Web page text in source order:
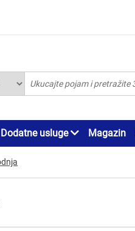
Dodatne usluge Magazin